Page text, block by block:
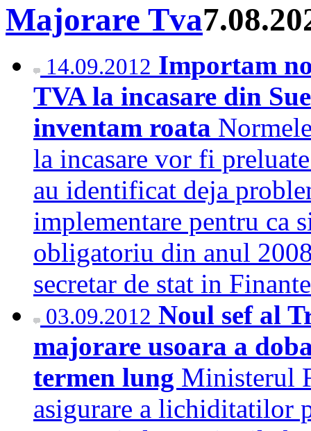
Majorare Tva
14.09.2012 Importam
TVA la incasare din
inventam roata
la incasare vor fi
au identificat deja
implementare pentru ca
obligatoriu din anul
secretar de stat in
03.09.2012 Noul sef al
majorare usoara a
termen lung Ministerul
asigurare a lichiditatilor